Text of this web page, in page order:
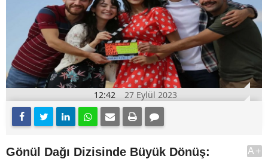
12:42 27 Eylül 2023
Gönül Dağı Dizisinde Büyük Dönüş:
A+